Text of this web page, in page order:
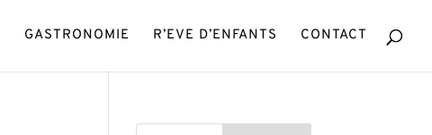
GASTRONOMIE R’EVE D’ENFANTS CONTACT